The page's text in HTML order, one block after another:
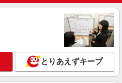
とりあえずキープ